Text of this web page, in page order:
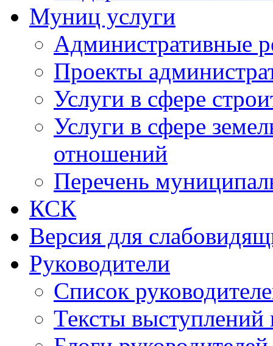
Муниц услуги
Административные
Проекты
Услуги в сфере
Услуги в сфере
отношений
Перечень
КСК
Версия для
Руководители
Список
Тексты выступлений